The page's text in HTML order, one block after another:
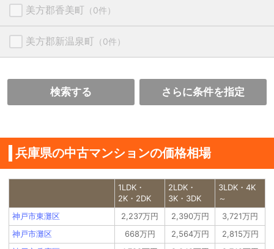
美方郡香美町 （0件）
美方郡新温泉町 （0件）
検索する さらに条件を指定
兵庫県の中古マンションの価格相場
1LDK・
2K・2DK
2LDK・
3K・3DK
3LDK・4K
～
神戸市東灘区
2,237万円 2,390万円
3,721万円
神戸市灘区
668万円 2,564万円
2,815万円